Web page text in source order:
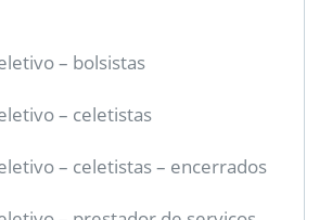
– bolsistas
– celetistas
– celetistas – encerrados